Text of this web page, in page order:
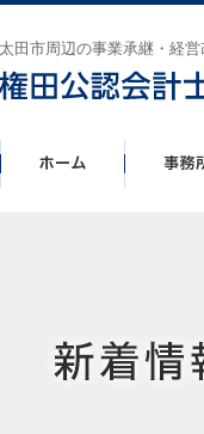
太田市周辺の事業承継・経営